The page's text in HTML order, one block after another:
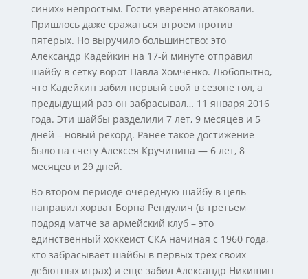
синих» непростым. Гости уверенно атаковали.
Пришлось даже сражаться втроем против
пятерых. Но выручило большинство: это
Александр Кадейкин на 17-й минуте отправил
шайбу в сетку ворот Павла Хомченко. Любопытно,
что Кадейкин забил первый свой в сезоне гол, а
предыдущий раз он забрасывал… 11 января 2016
года. Эти шайбы разделили 7 лет, 9 месяцев и 5
дней – новый рекорд. Ранее такое достижение
было на счету Алексея Кручинина — 6 лет, 8
месяцев и 29 дней.
Во втором периоде очередную шайбу в цель
направил хорват Борна Рендулич (в третьем
подряд матче за армейский клуб – это
единственный хоккеист СКА начиная с 1960 года,
кто забрасывает шайбы в первых трех своих
дебютных играх) и еще забил Александр Никишин